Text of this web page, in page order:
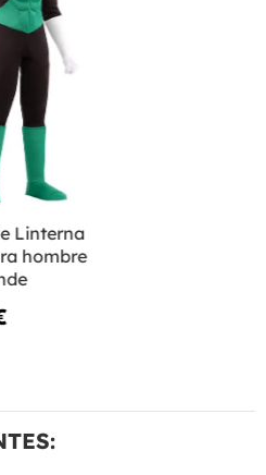
Linterna
hombre